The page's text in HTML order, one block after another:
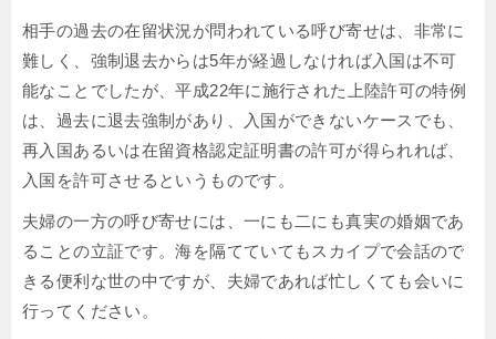
相手の過去の在留状況が問われている呼び寄せは、非常に
難しく、強制退去からは5年が経過しなければ入国は不可
能なことでしたが、平成22年に施行された上陸許可の特例
は、過去に退去強制があり、入国ができないケースでも、
再入国あるいは在留資格認定証明書の許可が得られれば、
入国を許可させるというものです。
夫婦の一方の呼び寄せには、一にも二にも真実の婚姻であ
ることの立証です。海を隔てていてもスカイプで会話ので
きる便利な世の中ですが、夫婦であれば忙しくても会いに
行ってください。